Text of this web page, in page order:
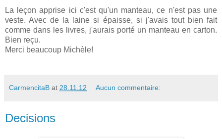
La leçon apprise ici c'est qu'un manteau, ce n'est pas une
veste. Avec de la laine si épaisse, si j'avais tout bien fait
comme dans les livres, j'aurais porté un manteau en carton.
Bien reçu.
Merci beaucoup Michèle!
CarmencitaB at 28.11.12 Aucun commentaire:
Decisions